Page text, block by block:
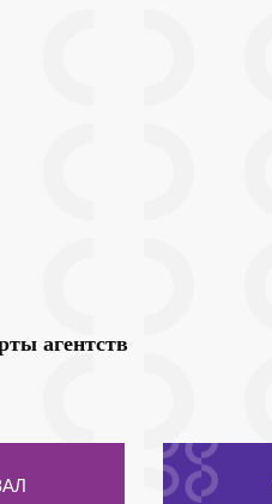
агентств